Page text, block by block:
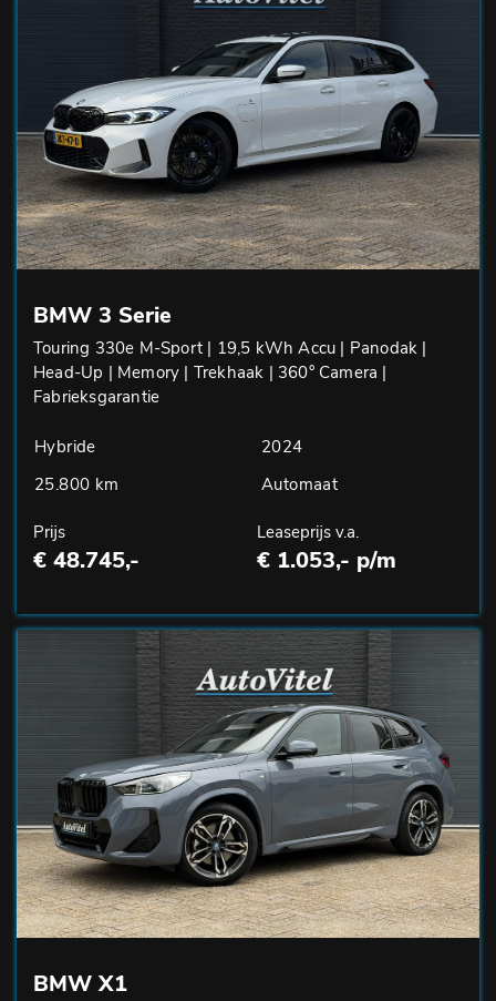
BMW 3 Serie
Touring 330e M-Sport | 19,5 kWh Accu | Panodak |
Head-Up | Memory | Trekhaak | 360° Camera |
Fabrieksgarantie
Hybride
2024
25.800 km
Automaat
Prijs
€ 48.745,-
Leaseprijs v.a.
€ 1.053,- p/m
BMW X1